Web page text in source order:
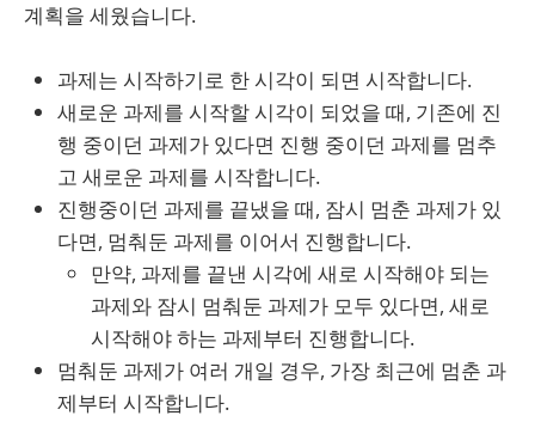
계획을 세웠습니다.
과제는 시작하기로 한 시각이 되면 시작합니다.
새로운 과제를 시작할 시각이 되었을 때, 기존에 진
행 중이던 과제가 있다면 진행 중이던 과제를 멈추
고 새로운 과제를 시작합니다.
진행중이던 과제를 끝냈을 때, 잠시 멈춘 과제가 있
다면, 멈춰둔 과제를 이어서 진행합니다.
만약, 과제를 끝낸 시각에 새로 시작해야 되는
과제와 잠시 멈춰둔 과제가 모두 있다면, 새로
시작해야 하는 과제부터 진행합니다.
멈춰둔 과제가 여러 개일 경우, 가장 최근에 멈춘 과
제부터 시작합니다.